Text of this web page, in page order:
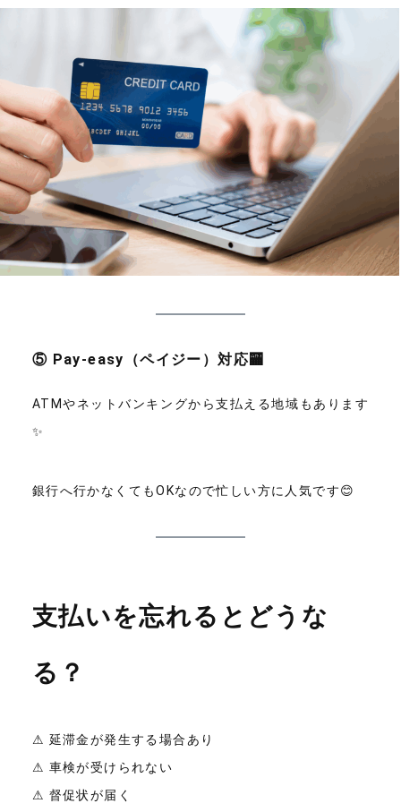
⑤ Pay-easy（ペイジー）対応🏧
ATMやネットバンキングから支払える地域もあります
✨
銀行へ行かなくてもOKなので忙しい方に人気です😊
支払いを忘れるとどうな
る？
⚠ 延滞金が発生する場合あり
⚠ 車検が受けられない
⚠ 督促状が届く